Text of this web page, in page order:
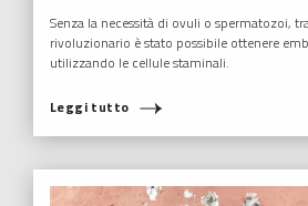
Senza la necessità di ovuli o spermatozoi,
rivoluzionario è stato possibile ottenere
utilizzando le cellule staminali.
Leggi tutto